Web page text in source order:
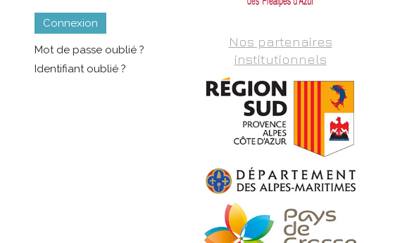
Connexion
Mot de passe oublié ?
Identifiant oublié ?
Nos partenaires
institutionnels